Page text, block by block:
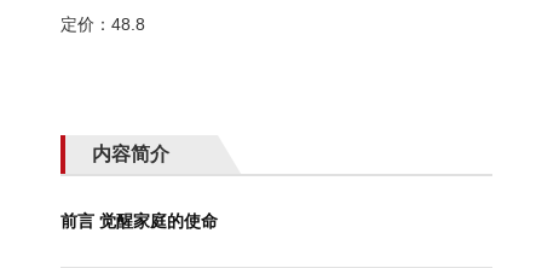
定价：48.8
内容简介
前言 觉醒家庭的使命